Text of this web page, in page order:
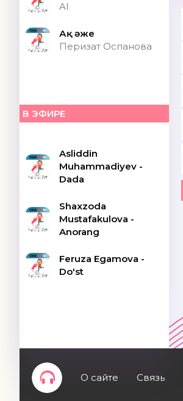
AI
Ақ әже
Перизат Оспанова
В ЭФИРЕ
Asliddin
Muhammadiyev -
Dada
Shaxzoda
Mustafakulova -
Anorang
Feruza Egamova -
Do'st
О сайте Связь